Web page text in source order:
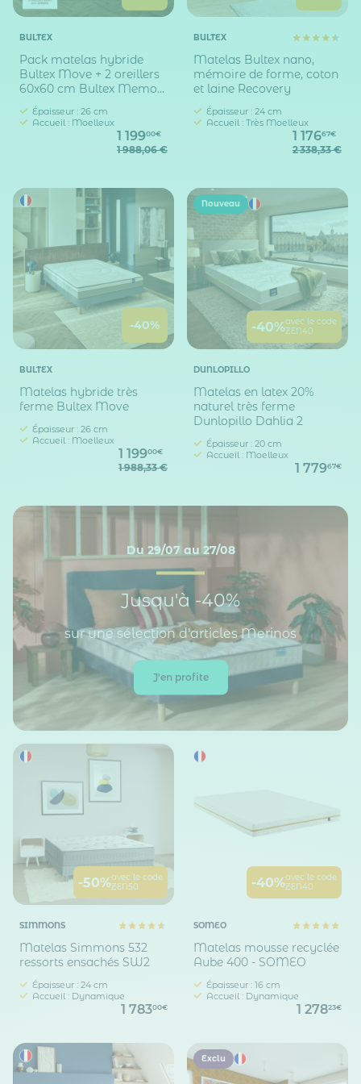
BULTEX
Pack matelas hybride
Bultex Move + 2 oreillers
60x60 cm Bultex Memo
3-en-1 offerts
Épaisseur : 26 cm
Accueil : Moelleux
1 19900€
1 988,06 €
BULTEX
Matelas Bultex nano,
mémoire de forme, coton
et laine Recovery
Épaisseur : 24 cm
Accueil : Très Moelleux
1 17667€
2 338,33 €
-40%
BULTEX
Matelas hybride très
ferme Bultex Move
Épaisseur : 26 cm
Accueil : Moelleux
1 19900€
1 988,33 €
Nouveau
-40%avec le code
ZEN40
DUNLOPILLO
Matelas en latex 20%
naturel très ferme
Dunlopillo Dahlia 2
Épaisseur : 20 cm
Accueil : Moelleux
1 77967€
Du 29/07 au 27/08
Jusqu'à -40%
sur une sélection d'articles Merinos
J'en profite
-50%avec le code
ZEN50
SIMMONS
Matelas Simmons 532
ressorts ensachés SW2
Épaisseur : 24 cm
Accueil : Dynamique
1 78300€
-40%avec le code
ZEN40
SOMEO
Matelas mousse recyclée
Aube 400 - SOMEO
Épaisseur : 16 cm
Accueil : Dynamique
1 27823€
Exclu